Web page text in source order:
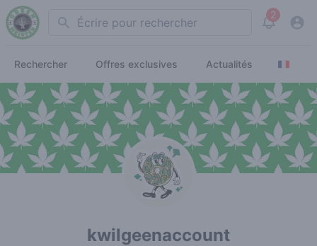
Search 2
View
Rechercher Offres exclusives Actualités
kwilgeenaccount